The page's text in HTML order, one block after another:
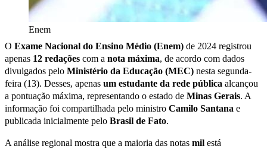
Enem
O Exame Nacional do Ensino Médio (Enem) de 2024 registrou
apenas 12 redações com a nota máxima, de acordo com dados
divulgados pelo Ministério da Educação (MEC) nesta segunda-
feira (13). Desses, apenas um estudante da rede pública alcançou
a pontuação máxima, representando o estado de Minas Gerais. A
informação foi compartilhada pelo ministro Camilo Santana e
publicada inicialmente pelo Brasil de Fato.
A análise regional mostra que a maioria das notas mil está